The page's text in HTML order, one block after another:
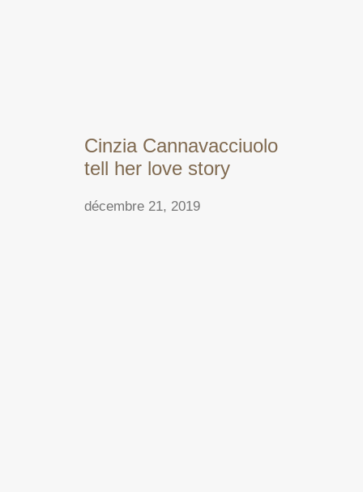
Cinzia Cannavacciuolo
tell her love story
décembre 21, 2019